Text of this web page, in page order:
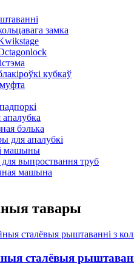
замка
кубкаў
апалубка
бэлька
для апалубкі
машыны
выпроствання труб
машына
тавары
сталёвыя